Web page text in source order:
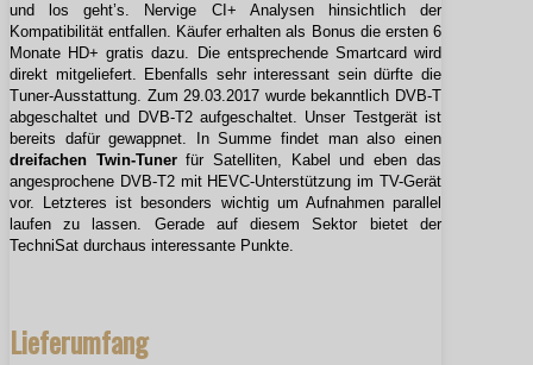
und los geht’s. Nervige CI+ Analysen hinsichtlich der
Kompatibilität entfallen. Käufer erhalten als Bonus die ersten 6
Monate HD+ gratis dazu. Die entsprechende Smartcard wird
direkt mitgeliefert. Ebenfalls sehr interessant sein dürfte die
Tuner-Ausstattung. Zum 29.03.2017 wurde bekanntlich DVB-T
abgeschaltet und DVB-T2 aufgeschaltet. Unser Testgerät ist
bereits dafür gewappnet. In Summe findet man also einen
dreifachen Twin-Tunerfür Satelliten, Kabel und eben das
angesprochene DVB-T2 mit HEVC-Unterstützung im TV-Gerät
vor. Letzteres ist besonders wichtig um Aufnahmen parallel
laufen zu lassen. Gerade auf diesem Sektor bietet der
TechniSat durchaus interessante Punkte.
Lieferumfang